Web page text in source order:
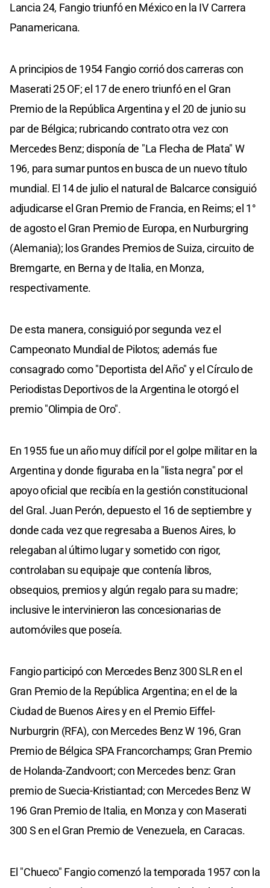
Lancia 24, Fangio triunfó en México en la IV Carrera
Panamericana.
A principios de 1954 Fangio corrió dos carreras con
Maserati 25 OF; el 17 de enero triunfó en el Gran
Premio de la República Argentina y el 20 de junio su
par de Bélgica; rubricando contrato otra vez con
Mercedes Benz; disponía de "La Flecha de Plata" W
196, para sumar puntos en busca de un nuevo título
mundial. El 14 de julio el natural de Balcarce consiguió
adjudicarse el Gran Premio de Francia, en Reims; el 1°
de agosto el Gran Premio de Europa, en Nurburgring
(Alemania); los Grandes Premios de Suiza, circuito de
Bremgarte, en Berna y de Italia, en Monza,
respectivamente.
De esta manera, consiguió por segunda vez el
Campeonato Mundial de Pilotos; además fue
consagrado como "Deportista del Año" y el Círculo de
Periodistas Deportivos de la Argentina le otorgó el
premio "Olimpia de Oro".
En 1955 fue un año muy difícil por el golpe militar en la
Argentina y donde figuraba en la "lista negra" por el
apoyo oficial que recibía en la gestión constitucional
del Gral. Juan Perón, depuesto el 16 de septiembre y
donde cada vez que regresaba a Buenos Aires, lo
relegaban al último lugar y sometido con rigor,
controlaban su equipaje que contenía libros,
obsequios, premios y algún regalo para su madre;
inclusive le intervinieron las concesionarias de
automóviles que poseía.
Fangio participó con Mercedes Benz 300 SLR en el
Gran Premio de la República Argentina; en el de la
Ciudad de Buenos Aires y en el Premio Eiffel-
Nurburgrin (RFA), con Mercedes Benz W 196, Gran
Premio de Bélgica SPA Francorchamps; Gran Premio
de Holanda-Zandvoort; con Mercedes benz: Gran
premio de Suecia-Kristiantad; con Mercedes Benz W
196 Gran Premio de Italia, en Monza y con Maserati
300 S en el Gran Premio de Venezuela, en Caracas.
El "Chueco" Fangio comenzó la temporada 1957 con la